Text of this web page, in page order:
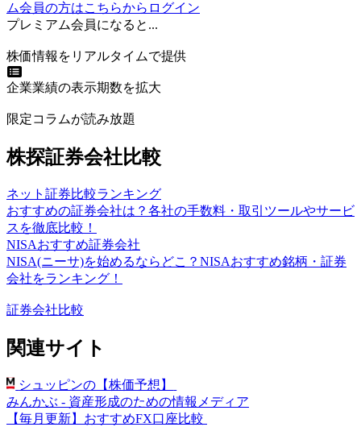
ム会員の方はこちらからログイン
プレミアム会員になると...
株価情報をリアルタイムで提供
企業業績の表示期数を拡大
限定コラムが読み放題
株探証券会社比較
ネット証券比較ランキング
おすすめの証券会社は？各社の手数料・取引ツールやサービ
スを徹底比較！
NISAおすすめ証券会社
NISA(ニーサ)を始めるならどこ？NISAおすすめ銘柄・証券
会社をランキング！
証券会社比較
関連サイト
シュッピンの【株価予想】
みんかぶ - 資産形成のための情報メディア
【毎月更新】おすすめFX口座比較